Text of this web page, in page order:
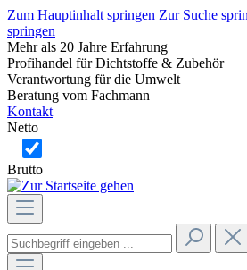
Zum Hauptinhalt springen Zur Suche
springen
Mehr als 20 Jahre Erfahrung
Profihandel für Dichtstoffe & Zubehör
Verantwortung für die Umwelt
Beratung vom Fachmann
Kontakt
Netto
Brutto